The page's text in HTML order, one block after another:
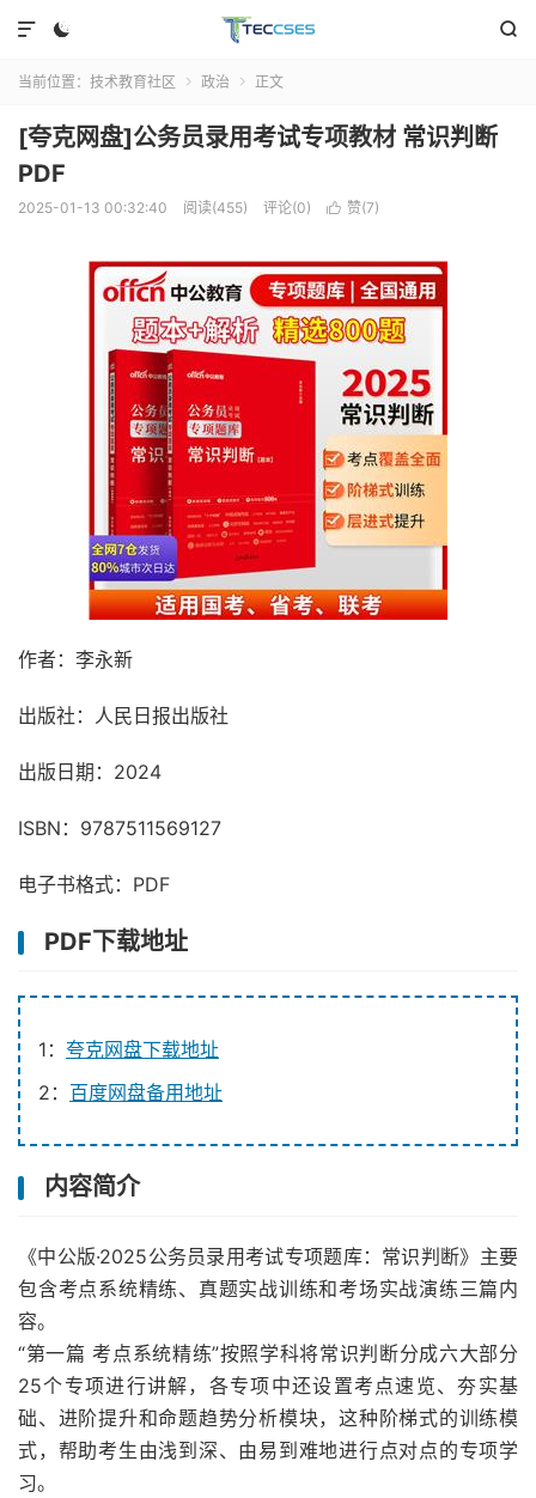
 

当前位置： 技术教育社区  政治  正文
[夸克网盘]公务员录用考试专项教材 常识判断
PDF
2025-01-13 00:32:40 阅读(455) 评论(0)  赞(7)
作者：李永新
出版社：人民日报出版社
出版日期：2024
ISBN：9787511569127
电子书格式：PDF
PDF下载地址
1： 夸克网盘下载地址
2： 百度网盘备用地址
内容简介
《中公版·2025公务员录用考试专项题库：常识判断》主要
包含考点系统精练、真题实战训练和考场实战演练三篇内
容。
“第一篇 考点系统精练”按照学科将常识判断分成六大部分
25个专项进行讲解，各专项中还设置考点速览、夯实基
础、进阶提升和命题趋势分析模块，这种阶梯式的训练模
式，帮助考生由浅到深、由易到难地进行点对点的专项学
习。